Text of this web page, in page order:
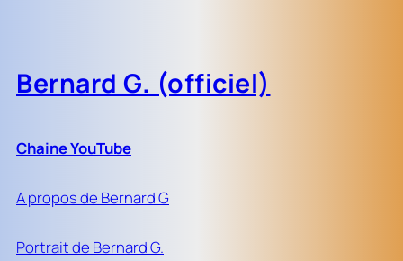
Bernard G. (officiel)
Chaine YouTube
A propos de Bernard G
Portrait de Bernard G.